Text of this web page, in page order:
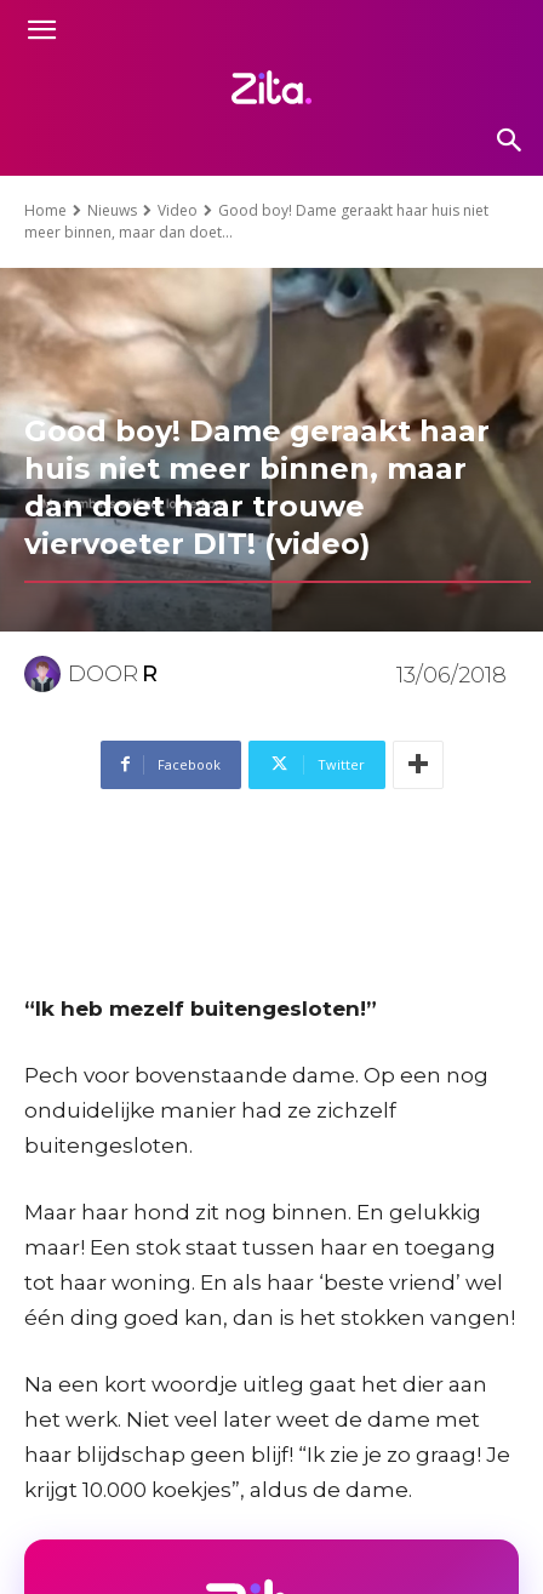
Home Nieuws Video
Good boy! Dame geraakt haar huis niet
meer binnen, maar dan doet...
Good boy! Dame geraakt haar
huis niet meer binnen, maar
dan doet haar trouwe
viervoeter DIT! (video)
DOOR R 13/06/2018
Facebook Twitter
“Ik heb mezelf buitengesloten!”
Pech voor bovenstaande dame. Op een nog
onduidelijke manier had ze zichzelf
buitengesloten.
Maar haar hond zit nog binnen. En gelukkig
maar! Een stok staat tussen haar en toegang
tot haar woning. En als haar ‘beste vriend’ wel
één ding goed kan, dan is het stokken vangen!
Na een kort woordje uitleg gaat het dier aan
het werk. Niet veel later weet de dame met
haar blijdschap geen blijf! “Ik zie je zo graag! Je
krijgt 10.000 koekjes”, aldus de dame.